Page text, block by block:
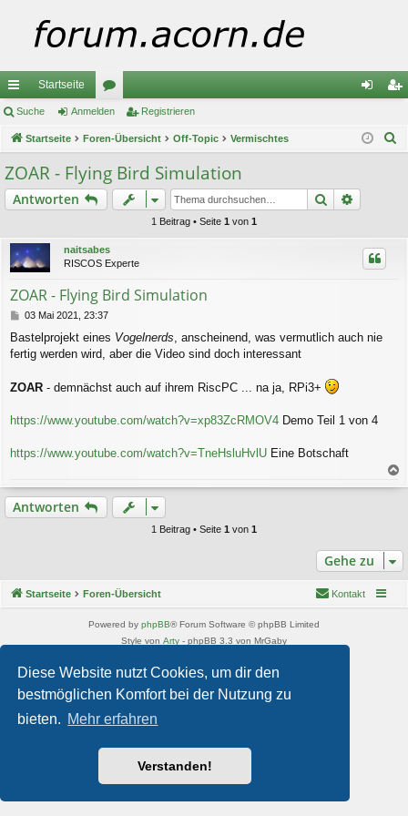
Diese Website nutzt Cookies, um dir den
bestmöglichen Komfort bei der Nutzung zu
bieten. Mehr erfahren
Verstanden!
ch
ne
llz
ug
Startseite
or
en m ist
Suche Anmelden Registrieren
Startseite Foren-Übersicht Off-Topic Vermischtes
ZOAR - Flying Bird Simulation
Antworten Suche
1 Beitrag • Seite 1 von 1
naitsabes
RISCOS Experte
ZOAR - Flying Bird Simulation
B
i
t
a
03 Mai 2021, 23:37
Bastelprojekt eines Vogelnerds, anscheinend, was vermutlich auch nie
fertig werden wird, aber die Video sind doch interessant
ZOAR - demnächst auch auf ihrem RiscPC ... na ja, RPi3+
https://www.youtube.com/watch?v=xp83ZcRMOV4 Demo Teil 1 von 4
https://www.youtube.com/watch?v=TneHsluHvlU Eine Botschaft
a
n
Antworten
1 Beitrag • Seite 1 von 1
Gehe zu
Startseite Foren-Übersicht Kontakt
Powered by phpBB® Forum Software © phpBB Limited
Style von Arty - phpBB 3.3 von MrGaby
Datenschutz| Nutzungsbedingungen